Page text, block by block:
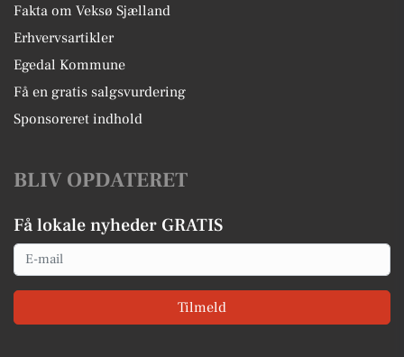
Fakta om Veksø Sjælland
Erhvervsartikler
Egedal Kommune
Få en gratis salgsvurdering
Sponsoreret indhold
BLIV OPDATERET
Få lokale nyheder GRATIS
Email
Tilmeld